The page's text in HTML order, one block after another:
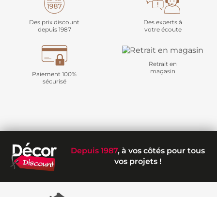
Des prix discount
depuis 1987
Des experts à
votre écoute
Paiement 100%
sécurisé
Retrait en
magasin
Depuis 1987, à vos côtés pour tous
vos projets !